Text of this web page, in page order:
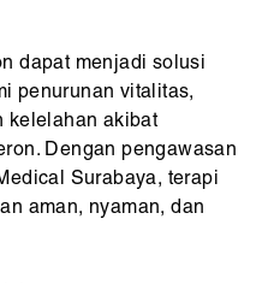
dapat menjadi solusi
penurunan vitalitas,
kelelahan akibat
Dengan pengawasan
Surabaya, terapi
aman, nyaman, dan